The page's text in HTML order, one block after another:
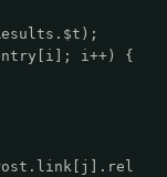
i++) {